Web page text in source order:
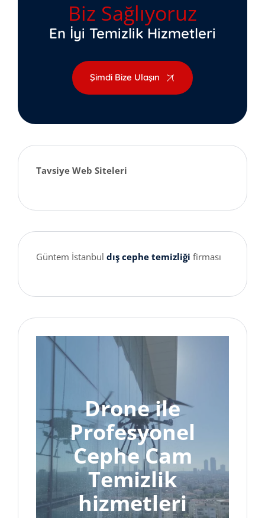
Biz Sağlıyoruz
En İyi Temizlik Hizmetleri
Şimdi Bize Ulaşın
Tavsiye Web Siteleri
Güntem İstanbul dış cephe temizliği firması
Drone ile
Profesyonel
Cephe Cam
Temizlik
hizmetleri